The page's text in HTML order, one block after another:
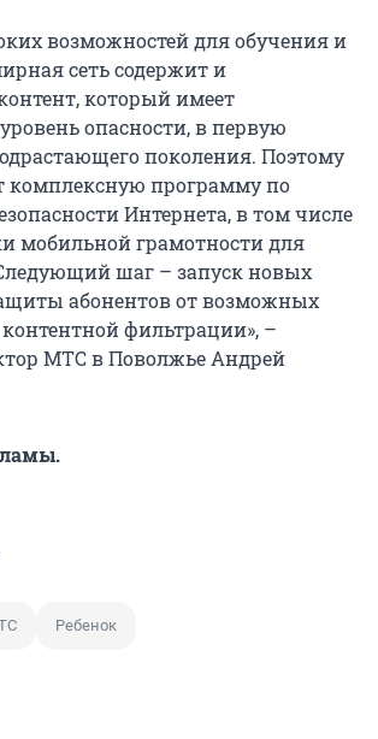
возможностей для обучения и
сеть содержит и
который имеет
опасности, в первую
поколения. Поэтому
комплексную программу по
Интернета, в том числе
мобильной грамотности для
шаг – запуск новых
абонентов от возможных
контентной фильтрации», –
МТС в Поволжье Андрей
Ребенок